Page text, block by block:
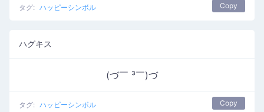
タグ: ハッピーシンボル Copy
ハグキス
(づ￣ ³￣)づ
タグ: ハッピーシンボル Copy